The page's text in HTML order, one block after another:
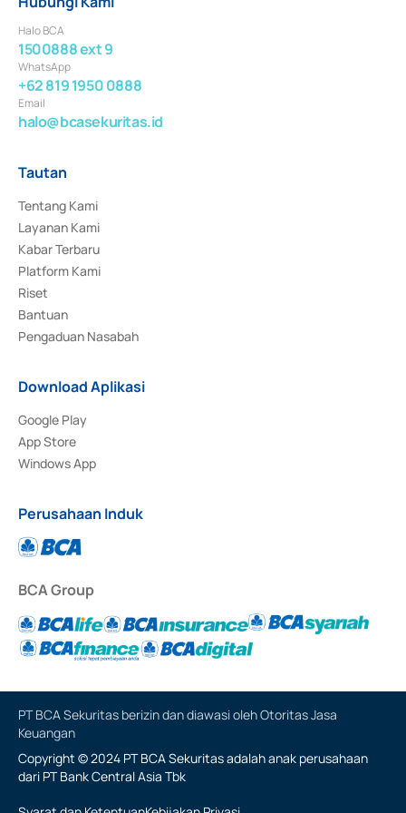
Halo BCA
1500888 ext 9
WhatsApp
+62 819 1950 0888
Email
halo@bcasekuritas.id
Tautan
Tentang Kami
Layanan Kami
Kabar Terbaru
Platform Kami
Riset
Bantuan
Pengaduan Nasabah
Download Aplikasi
Google Play
App Store
Windows App
Perusahaan Induk
BCA Group
PT BCA Sekuritas berizin dan diawasi oleh Otoritas Jasa
Keuangan
Copyright © 2024 PT BCA Sekuritas adalah anak perusahaan
dari PT Bank Central Asia Tbk